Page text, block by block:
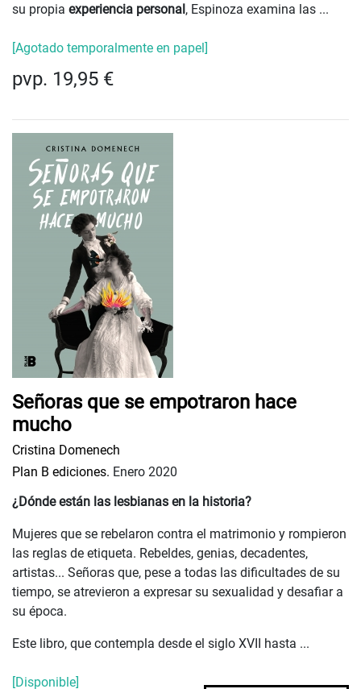
su propia experiencia personal, Espinoza examina las ...
[Agotado temporalmente en papel]
pvp. 19,95 €
Señoras que se empotraron hace
mucho
Cristina Domenech
Plan B ediciones. Enero 2020
¿Dónde están las lesbianas en la historia?
Mujeres que se rebelaron contra el matrimonio y rompieron
las reglas de etiqueta. Rebeldes, genias, decadentes,
artistas... Señoras que, pese a todas las dificultades de su
tiempo, se atrevieron a expresar su sexualidad y desafiar a
su época.
Este libro, que contempla desde el siglo XVII hasta ...
[Disponible]